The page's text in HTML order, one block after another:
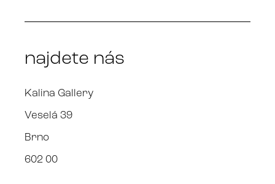
najdete nás
Kalina Gallery
Veselá 39
Brno
602 00